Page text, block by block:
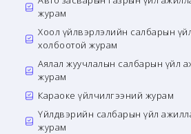
журам
Хоол үйлвэрлэлийн салбарын
холбоотой журам
Аялал жуучлалын салбарын үйл
журам
Караоке үйлчилгээний журам
Үйлдвэрийн салбарын үйл
журам